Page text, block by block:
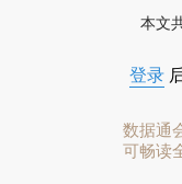
本文
登录
数据通
可畅读